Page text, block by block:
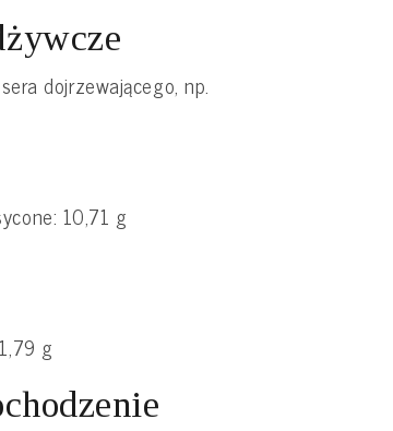
dojrzewającego, np.
10,71 g
g